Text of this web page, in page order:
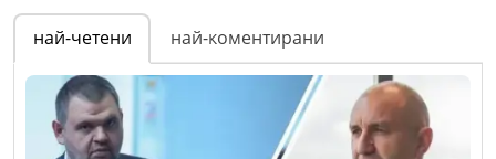
най-четени най-коментирани